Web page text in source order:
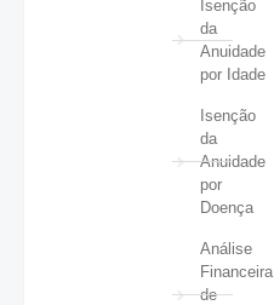
Isenção
da
Anuidade
por Idade
Isenção
da
Anuidade
por
Doença
Análise
Financeira
de